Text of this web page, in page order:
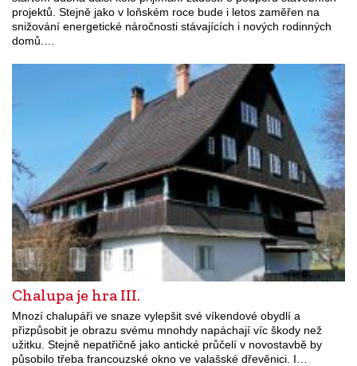
projektů. Stejně jako v loňském roce bude i letos zaměřen na
snižování energetické náročnosti stávajících i nových rodinných
domů.…
Chalupa je hra III.
Mnozí chalupáři ve snaze vylepšit své víkendové obydlí a
přizpůsobit je obrazu svému mnohdy napáchají víc škody než
užitku. Stejně nepatřičně jako antické průčelí v novostavbě by
působilo třeba francouzské okno ve valašské dřevěnici. I…